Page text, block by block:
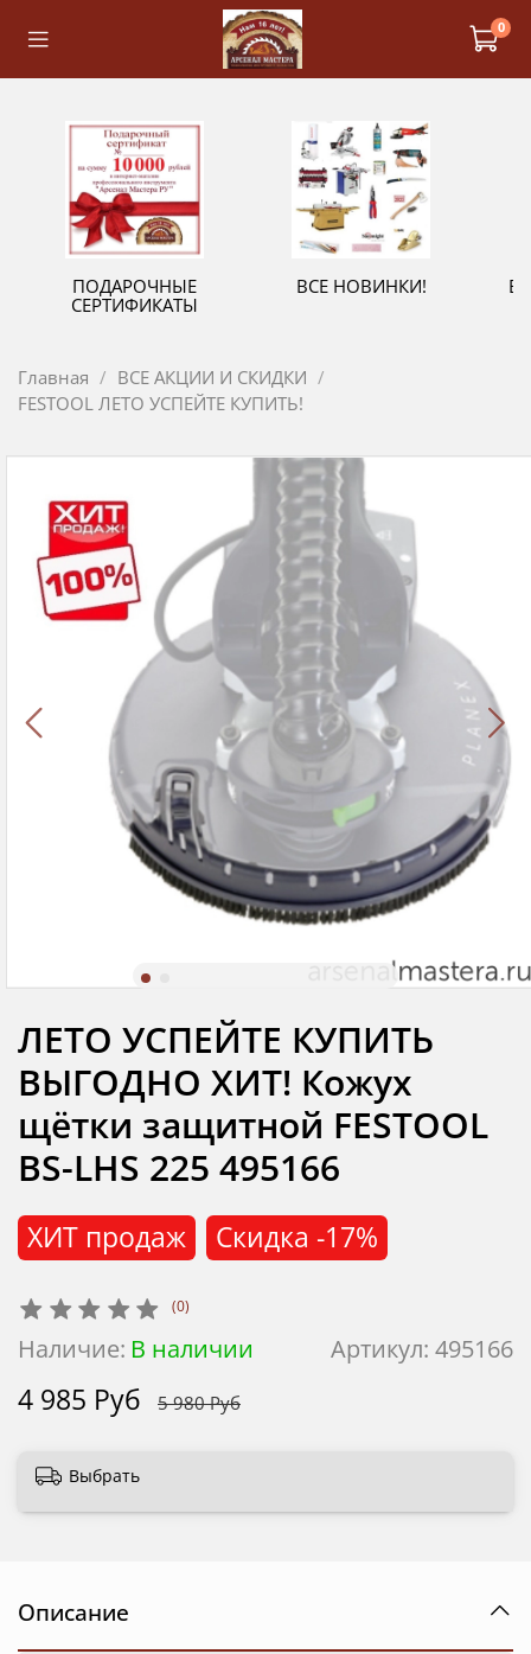
0
ПОДАРОЧНЫЕ
СЕРТИФИКАТЫ
ВСЕ НОВИНКИ!
Главная
ВСЕ АКЦИИ И СКИДКИ
FESTOOL ЛЕТО УСПЕЙТЕ КУПИТЬ!
(0)
Артикул: 495166
Наличие: В наличии
ХИТ продаж Скидка -17%
ЛЕТО УСПЕЙТЕ КУПИТЬ
ВЫГОДНО ХИТ! Кожух
щётки защитной FESTOOL
BS-LHS 225 495166
4 985 Руб 5 980 Руб
Выбрать
Описание